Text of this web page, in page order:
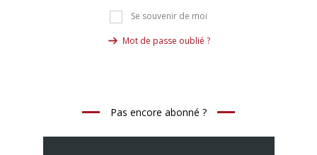
Se souvenir de moi
Mot de passe oublié ?
Pas encore abonné ?